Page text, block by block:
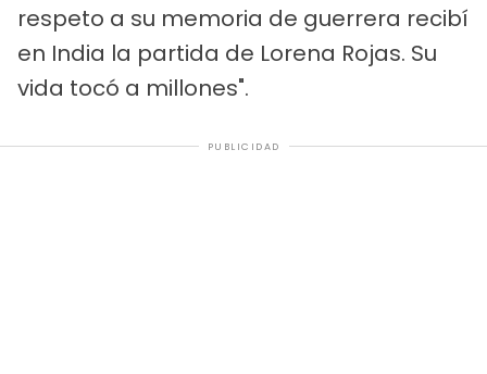
respeto a su memoria de guerrera recibí
en India la partida de Lorena Rojas. Su
vida tocó a millones".
PUBLICIDAD